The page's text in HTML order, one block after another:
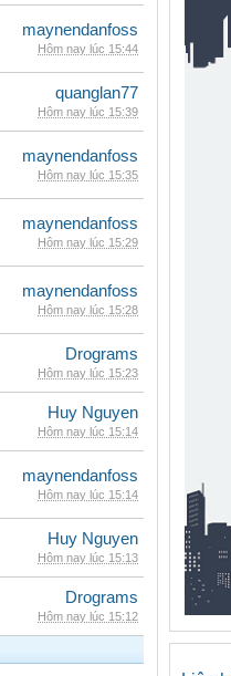
maynendanfoss
Hôm nay lúc 15:44
quanglan77
Hôm nay lúc 15:39
maynendanfoss
Hôm nay lúc 15:35
maynendanfoss
Hôm nay lúc 15:29
maynendanfoss
Hôm nay lúc 15:28
Drograms
Hôm nay lúc 15:23
Huy Nguyen
Hôm nay lúc 15:14
maynendanfoss
Hôm nay lúc 15:14
Huy Nguyen
Hôm nay lúc 15:13
Drograms
Hôm nay lúc 15:12